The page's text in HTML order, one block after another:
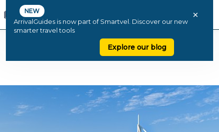
NEW
ArrivalGuides is now part of Smartvel. Discover our new
smarter travel tools
Explore our blog
×